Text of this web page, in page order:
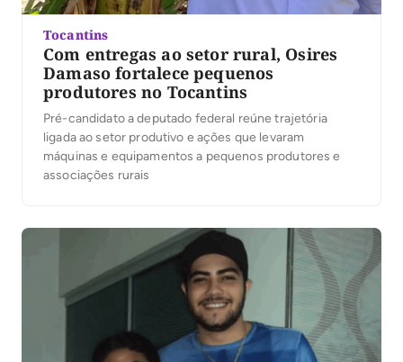
Tocantins
Com entregas ao setor rural, Osires
Damaso fortalece pequenos
produtores no Tocantins
Pré-candidato a deputado federal reúne trajetória
ligada ao setor produtivo e ações que levaram
máquinas e equipamentos a pequenos produtores e
associações rurais